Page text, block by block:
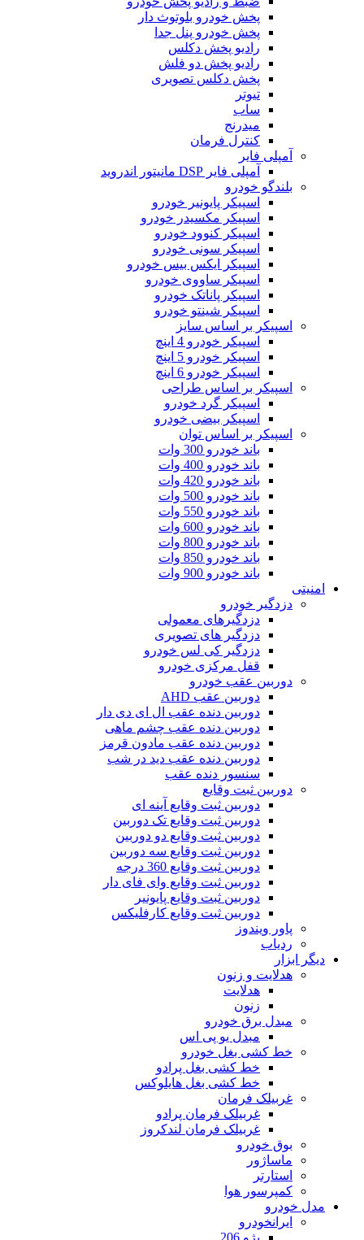
پخش خودرو بلوتوث دار
پخش خودرو پنل جدا
رادیو پخش دکلس
رادیو پخش دو فلش
پخش دکلس تصویری
تیوتر
ساب
میدرنج
کنترل فرمان
آمپلی فایر
آمپلی فایر DSP مانیتور اندروید
بلندگو خودرو
اسپیکر پایونیر خودرو
اسپیکر مکسیدر خودرو
اسپیکر کنوود خودرو
اسپیکر سونی خودرو
اسپیکر ایکس بیس خودرو
اسپیکر ساووی خودرو
اسپیکر پاناتک خودرو
اسپیکر شینتو خودرو
اسپیکر بر اساس سایز
اسپیکر خودرو 4 اینچ
اسپیکر خودرو 5 اینچ
اسپیکر خودرو 6 اینچ
اسپیکر بر اساس طراحی
اسپیکر گرد خودرو
اسپیکر بیضی خودرو
اسپیکر بر اساس توان
باند خودرو 300 وات
باند خودرو 400 وات
باند خودرو 420 وات
باند خودرو 500 وات
باند خودرو 550 وات
باند خودرو 600 وات
باند خودرو 800 وات
باند خودرو 850 وات
باند خودرو 900 وات
امنیتی
دزدگیر خودرو
دزدگیرهای معمولی
دزدگیر های تصویری
دزدگیر کی لس خودرو
قفل مرکزی خودرو
دوربین عقب خودرو
دوربین عقب AHD
دوربین دنده عقب ال ای دی دار
دوربین دنده عقب چشم ماهی
دوربین دنده عقب مادون قرمز
دوربین دنده عقب دید در شب
سنسور دنده عقب
دوربین ثبت وقایع
دوربین ثبت وقایع آینه ای
دوربین ثبت وقایع تک دوربین
دوربین ثبت وقایع دو دوربین
دوربین ثبت وقایع سه دوربین
دوربین ثبت وقایع 360 درجه
دوربین ثبت وقایع وای فای دار
دوربین ثبت وقایع پایونیر
دوربین ثبت وقایع کارفلیکس
پاور ویندوز
ردیاب
دیگر ابزار
هدلایت و زنون
هدلایت
زنون
مبدل برق خودرو
مبدل یو پی اس
خط کشی بغل خودرو
خط کشی بغل پرادو
خط کشی بغل هایلوکس
غربیلک فرمان
غربیلک فرمان پرادو
غربیلک فرمان لندکروز
بوق خودرو
ماساژور
استارتر
کمپرسور هوا
مدل خودرو
ایرانخودرو
پژو 206